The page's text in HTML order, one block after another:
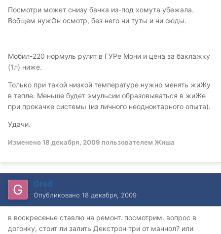
Посмотри может снизу бачка из-под хомута убежала.
Вобщем нужОн осмотр, без него ни туты и ни сюды.
Мобил-220 нормуль рулит в ГУРе Мони и цена за баклажку
(1л) ниже.
Только при такой низкой температуре нужно менять жиЖу
в тепле. Меньше будет эмульсии образовываться в жиЖе
при прокачке системы (из личного неодноктарного опыта).
Удачи.
Изменено18 декабря, 2009 пользователем Жиша
Grod
Опубликовано 18 декабря, 2009
в воскресенье ставлю на ремонт. посмотрим. вопрос в
догонку, стоит ли залить Декстрон три от маннол? или